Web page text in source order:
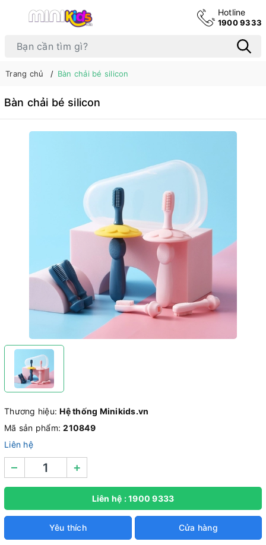
Hotline
1900 9333
Trang chủ Bàn chải bé silicon
Bàn chải bé silicon
Thương hiệu:Hệ thống Minikids.vn
Mã sản phẩm:210849
Liên hệ
– +
Liên hệ : 1900 9333
Yêu thích Cửa hàng